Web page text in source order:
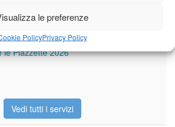
le preferenze
PolicyPrivacy Policy
al patrono
le Piazzette 2026
Vedi tutti i servizi